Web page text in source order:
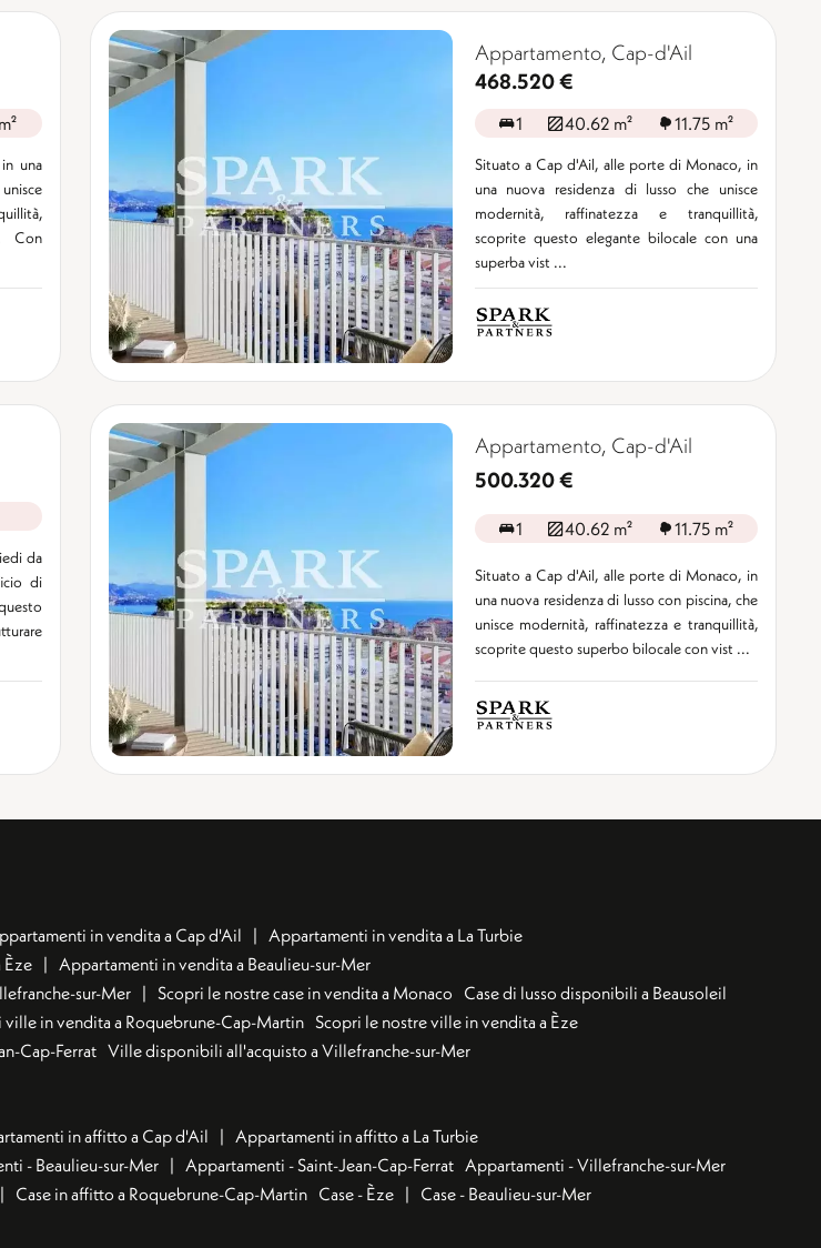
una
Con
Appartamento, Cap-d'Ail
468.520 €
1 40.62 m² 11.75 m²
Situato a Cap d'Ail, alle porte di Monaco, in
una nuova residenza di lusso che unisce
modernità, raffinatezza e tranquillità,
scoprite questo elegante bilocale con una
superba vist ...
da
di
Appartamento, Cap-d'Ail
500.320 €
1 40.62 m² 11.75 m²
Situato a Cap d'Ail, alle porte di Monaco, in
una nuova residenza di lusso con piscina, che
unisce modernità, raffinatezza e tranquillità,
scoprite questo superbo bilocale con vist ...
in vendita a Cap d'Ail
Appartamenti in vendita a La Turbie
Èze
Appartamenti in vendita a Beaulieu-sur-Mer
sur-Mer Scopri le nostre case in vendita a Monaco Case di lusso disponibili a Beausoleil
ville in vendita a Roquebrune-Cap-Martin Scopri le nostre ville in vendita a Èze
Cap-Ferrat Ville disponibili all'acquisto a Villefranche-sur-Mer
in affitto a Cap d'Ail
Appartamenti in affitto a La Turbie
- Beaulieu-sur-Mer Appartamenti - Saint-Jean-Cap-Ferrat Appartamenti - Villefranche-sur-Mer
Case in affitto a Roquebrune-Cap-Martin Case - Èze
Case - Beaulieu-sur-Mer